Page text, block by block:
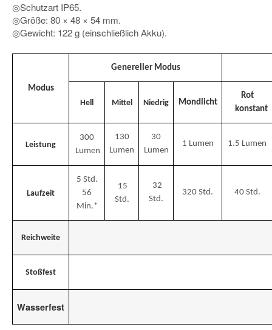
◎Schutzart IP65.
◎Größe: 80 × 48 × 54 mm.
◎Gewicht: 122 g (einschließlich Akku).
Modus
Genereller Modus
Hell Mittel Niedrig Mondlicht
Rot
konstant
Leistung
300
Lumen
130
Lumen
30
Lumen
1 Lumen 1.5 Lumen
Laufzeit
5 Std.
56
Min.*
15
Std.
32
Std.
320 Std. 40 Std.
Reichweite
Stoßfest
Wasserfest